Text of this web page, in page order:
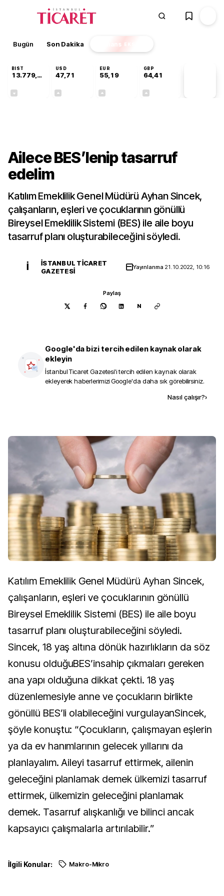
Bugün Son Dakika Finans EKSTRA
BIST
13.779,39
USD
47,71
EUR
55,19
GBP
64,41
Ailece BES’lenip tasarruf
edelim
Katılım Emeklilik Genel Müdürü Ayhan Sincek,
çalışanların, eşleri ve çocuklarının gönüllü
Bireysel Emeklilik Sistemi (BES) ile aile boyu
tasarruf planı oluşturabileceğini söyledi.
İ
İSTANBUL TICARET
GAZETESI
Yayınlanma 21.10.2022, 10:16
Paylaş
N
Google'da bizi tercih edilen kaynak olarak
ekleyin
İstanbul Ticaret Gazetesi'i tercih edilen kaynak olarak
ekleyerek haberlerimizi Google'da daha sık görebilirsiniz.
Nasıl çalışır?›
Katılım Emeklilik Genel Müdürü Ayhan Sincek,
çalışanların, eşleri ve çocuklarının gönüllü
Bireysel Emeklilik Sistemi (BES) ile aile boyu
tasarruf planı oluşturabileceğini söyledi.
Sincek, 18 yaş altına dönük hazırlıkların da söz
konusu olduğuBES’insahip çıkmaları gereken
ana yapı olduğuna dikkat çekti. 18 yaş
düzenlemesiyle anne ve çocukların birlikte
gönüllü BES’li olabileceğini vurgulayanSincek,
şöyle konuştu: “Çocukların, çalışmayan eşlerin
ya da ev hanımlarının gelecek yıllarını da
planlayalım. Aileyi tasarruf ettirmek, ailenin
geleceğini planlamak demek ülkemizi tasarruf
ettirmek, ülkemizin geleceğini planlamak
demek. Tasarruf alışkanlığı ve bilinci ancak
kapsayıcı çalışmalarla artırılabilir.”
İlgili Konular: Makro-Mikro